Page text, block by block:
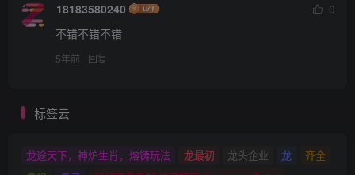
18183580240
0
不错不错不错
5年前 回复
标签云
龙途天下，神炉生肖，熔铸玩法 龙最初 龙头企业 龙
齐全